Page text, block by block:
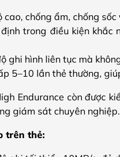
cao, chống ẩm, chống
trong điều kiện khắc
ghi hình liên tục mà
5–10 lần thẻ thường,
Endurance còn được
giám sát chuyên nghiệp.
trên thẻ: